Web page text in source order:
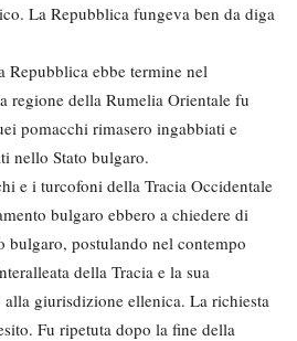
La Repubblica fungeva ben da diga
Repubblica ebbe termine nel
regione della Rumelia Orientale fu
pomacchi rimasero ingabbiati e
nello Stato bulgaro.
e i turcofoni della Tracia Occidentale
bulgaro ebbero a chiedere di
bulgaro, postulando nel contempo
della Tracia e la sua
alla giurisdizione ellenica. La richiesta
Fu ripetuta dopo la fine della